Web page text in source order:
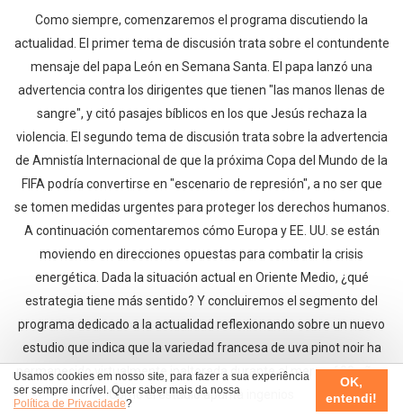
Usamos cookies em nosso site, para fazer a sua experiência
ser sempre incrível. Quer saber mais da nossa
Política de Privacidade?
OK,
entendi!
Como siempre, comenzaremos el programa discutiendo la
actualidad. El primer tema de discusión trata sobre el contundente
mensaje del papa León en Semana Santa. El papa lanzó una
advertencia contra los dirigentes que tienen "las manos llenas de
sangre", y citó pasajes bíblicos en los que Jesús rechaza la
violencia. El segundo tema de discusión trata sobre la advertencia
de Amnistía Internacional de que la próxima Copa del Mundo de la
FIFA podría convertirse en "escenario de represión", a no ser que
se tomen medidas urgentes para proteger los derechos humanos.
A continuación comentaremos cómo Europa y EE. UU. se están
moviendo en direcciones opuestas para combatir la crisis
energética. Dada la situación actual en Oriente Medio, ¿qué
estrategia tiene más sentido? Y concluiremos el segmento del
programa dedicado a la actualidad reflexionando sobre un nuevo
estudio que indica que la variedad francesa de uva pinot noir ha
permanecido virtualmente inalterada durante al menos 600 años.
Como el estudio apunta ingenios